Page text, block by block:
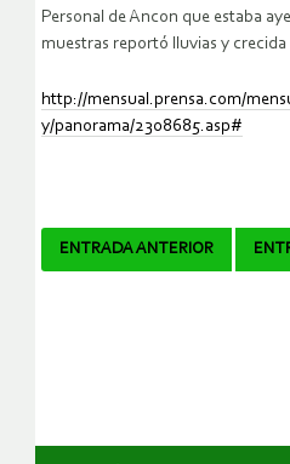
Personal de Ancon que estaba
muestras reportó lluvias y crecida
http://mensual.prensa.com/
y/panorama/2308685.asp#
Navegador
ENTRADA ANTERIOR